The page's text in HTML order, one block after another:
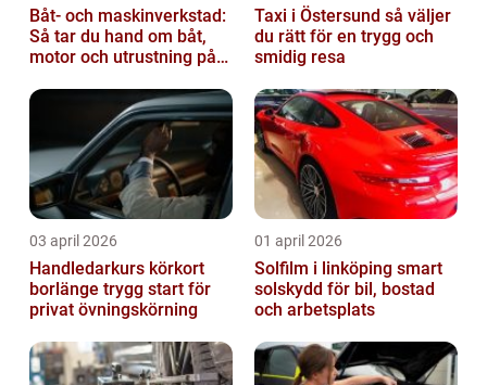
Båt- och maskinverkstad:
Så tar du hand om båt,
motor och utrustning på
Taxi i Östersund så väljer
du rätt för en trygg och
smidig resa
03 april 2026
Handledarkurs körkort
borlänge trygg start för
privat övningskörning
01 april 2026
Solfilm i linköping smart
solskydd för bil, bostad
och arbetsplats